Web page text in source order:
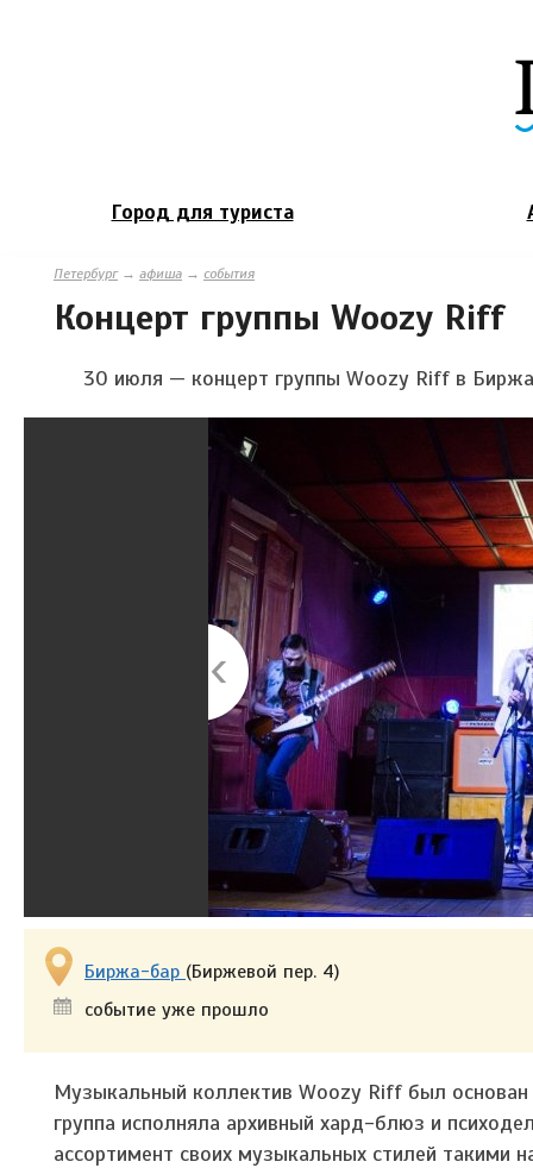
Город для туриста
Петербург→ афиша → события
Концерт группы Woozy Riff
30 июля — концерт группы Woozy Riff в
Биржа-бар (Биржевой пер. 4)
событие уже прошло
Музыкальный коллектив Woozy Riff был
группа исполняла архивный хард-блюз и
ассортимент своих музыкальных стилей такими